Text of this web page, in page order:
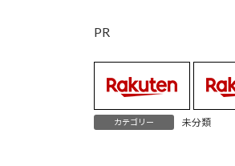
PR
カテゴリー 未分類